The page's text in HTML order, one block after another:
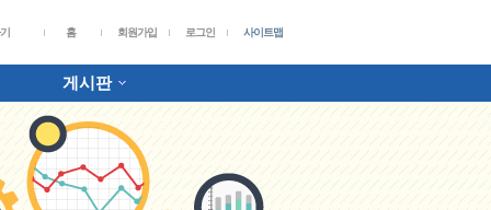
홈 회원가입 로그인 사이트맵
게시판